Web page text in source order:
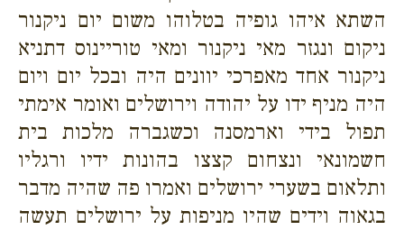
השתא איהו גופיה בטלוהו משום יום ניקנור
ניקום ונגזר מאי ניקנור ומאי טוריינוס דתניא
ניקנור אחד מאפרכי יוונים היה ובכל יום ויום
היה מניף ידו על יהודה וירושלים ואומר אימתי
תפול בידי וארמסנה וכשגברה מלכות בית
חשמונאי ונצחום קצצו בהונות ידיו ורגליו
ותלאום בשערי ירושלים ואמרו פה שהיה מדבר
בגאוה וידים שהיו מניפות על ירושלים תעשה